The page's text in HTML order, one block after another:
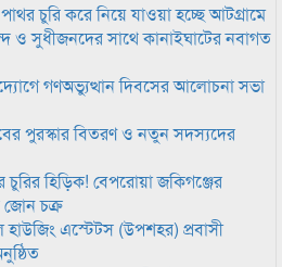
চুরি করে নিয়ে যাওয়া হচ্ছে আটগ্রামে
ও সুধীজনদের সাথে কানাইঘাটের নবাগত
গণঅভ্যুত্থান দিবসের আলোচনা সভা
পুরস্কার বিতরণ ও নতুন সদস্যদের
হিড়িক! বেপরোয়া জকিগঞ্জের
জোন চক্র
হাউজিং এস্টেটস (উপশহর) প্রবাসী